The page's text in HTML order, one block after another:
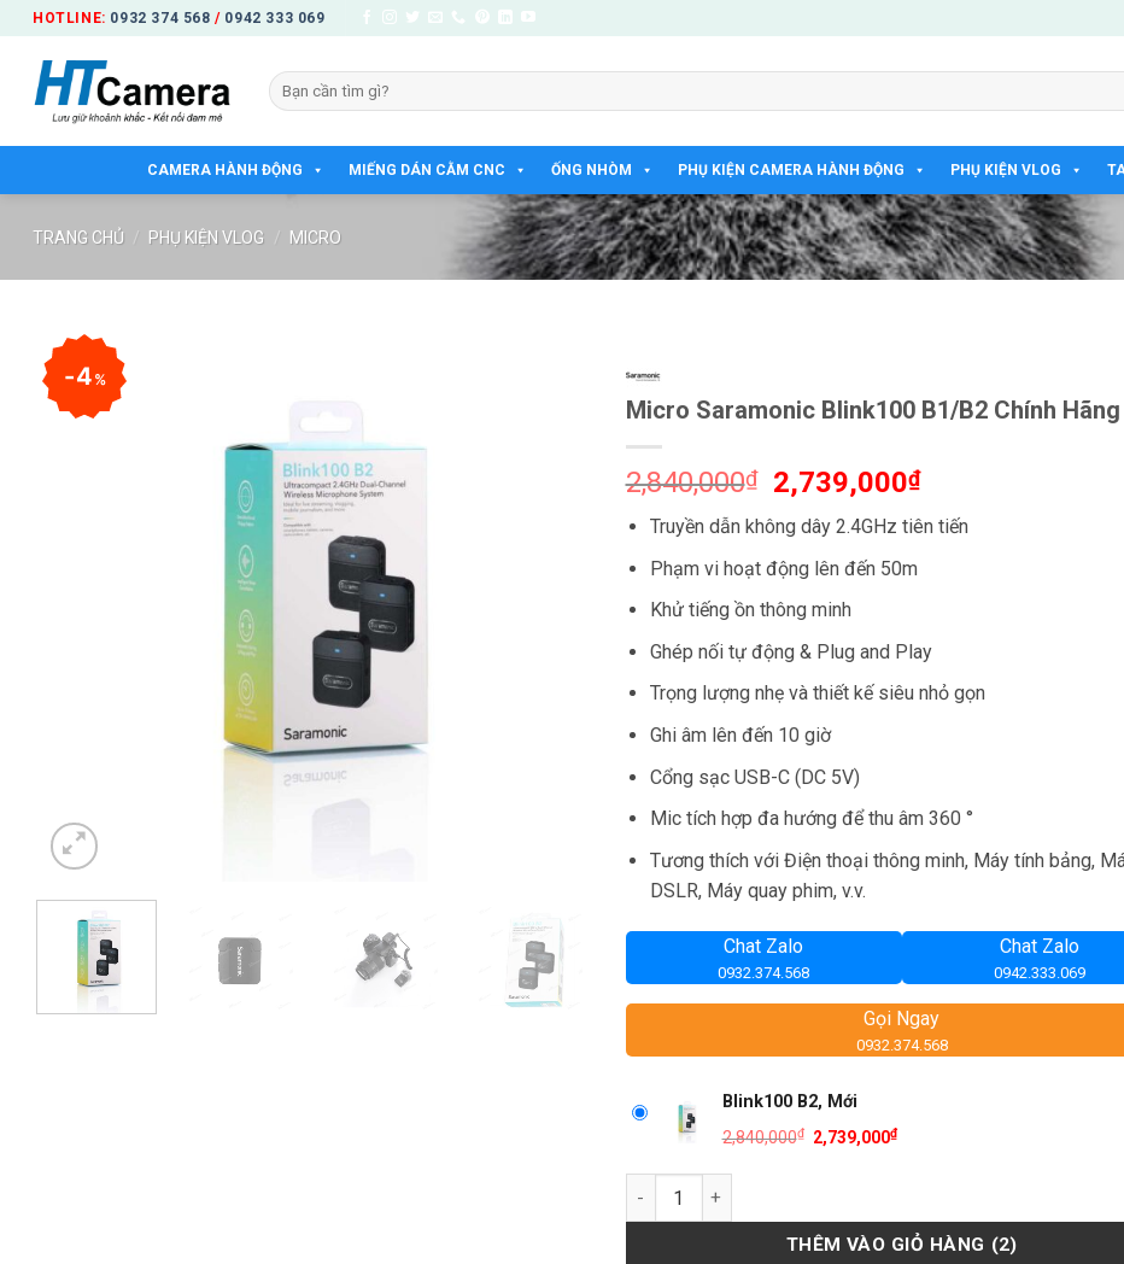
qua
dung
HOTLINE: 0932 374 568 / 0942 333 069
Tìm
kiếm:
CAMERA HÀNH ĐỘNG MIẾNG DÁN CẰM CNC ỐNG NHÒM PHỤ KIỆN CAMERA HÀNH ĐỘNG PHỤ KIỆN VLOG
TRANG CHỦ / PHỤ KIỆN VLOG / MICRO
4%
Micro Saramonic Blink100 B1/B2 Chính Hãng
2,840,000₫
Giá
gốc
là:
2,840,000₫.
2,739,000₫Giá
hiện
tại
Truyền dẫn không dây 2.4GHz tiên tiến
Phạm vi hoạt động lên đến 50m
Khử tiếng ồn thông minh
Ghép nối tự động & Plug and Play
Trọng lượng nhẹ và thiết kế siêu nhỏ gọn
Ghi âm lên đến 10 giờ
Cổng sạc USB-C (DC 5V)
Mic tích hợp đa hướng để thu âm 360 °
Tương thích với Điện thoại thông minh, Máy tính bảng,
DSLR, Máy quay phim, v.v.
Chat Zalo
0932.374.568
Chat Zalo
0942.333.069
Gọi Ngay
0932.374.568
Blink100 B2, Mới
2,840,000₫
Giá
2,739,000₫Giá
2,739,000₫.
Số lượng
THÊM VÀO GIỎ HÀNG 2